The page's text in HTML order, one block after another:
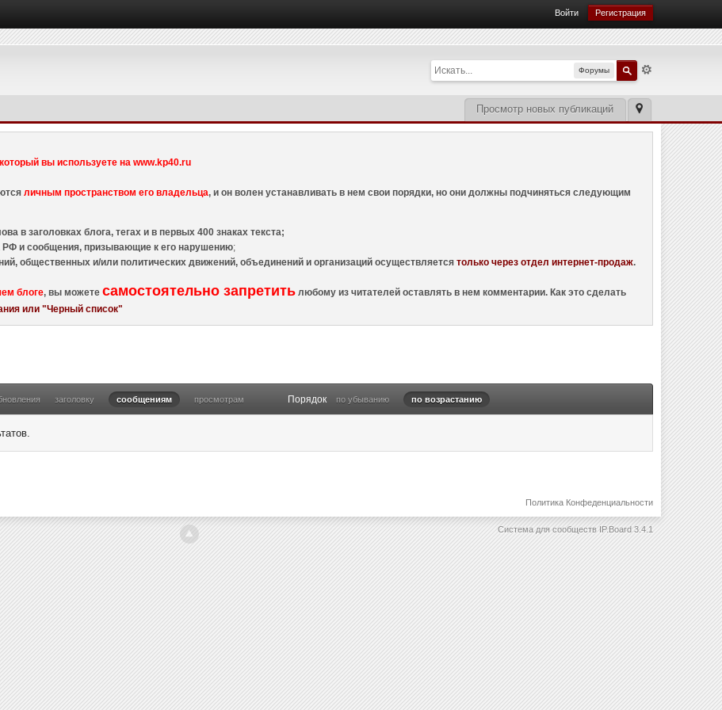
Войти Регистрация
Форумы
Просмотр новых публикаций
вы используете на www.kp40.ru
личным пространством его владельца, и он волен устанавливать в нем свои порядки, но они должны подчиняться следующим
в заголовках блога, тегах и в первых 400 знаках текста;
и сообщения, призывающие к его нарушению;
общественных и/или политических движений, объединений и организаций осуществляетсятолько через отдел интернет-продаж.
блоге, вы можетесамостоятельно запретить любому из читателей оставлять в нем комментарии. Как это сделать
или "Черный список"
заголовку сообщениям просмотрам Порядок по убыванию по возрастанию
Политика Конфеденциальности
Система для сообществ IP.Board 3.4.1